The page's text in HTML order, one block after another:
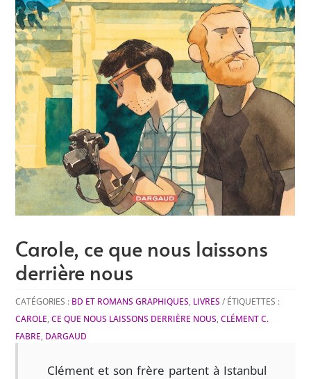
Carole, ce que nous laissons
derrière nous
CATÉGORIES : BD ET ROMANS GRAPHIQUES, LIVRES
ÉTIQUETTES :
CAROLE,CE QUE NOUS LAISSONS DERRIÈRE NOUS,CLÉMENT C.
FABRE, DARGAUD
Clément et son frère partent à Istanbul